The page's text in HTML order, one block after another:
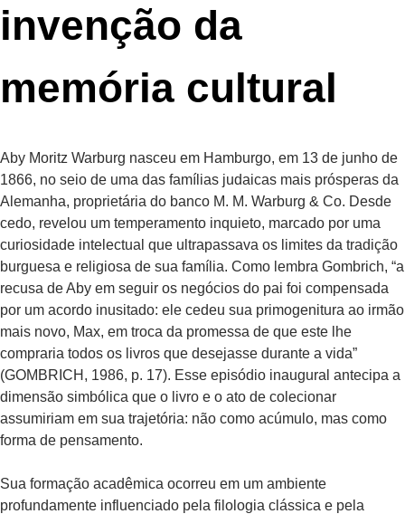
invenção da
memória cultural
Aby Moritz Warburg nasceu em Hamburgo, em 13 de junho de
1866, no seio de uma das famílias judaicas mais prósperas da
Alemanha, proprietária do banco M. M. Warburg & Co. Desde
cedo, revelou um temperamento inquieto, marcado por uma
curiosidade intelectual que ultrapassava os limites da tradição
burguesa e religiosa de sua família. Como lembra Gombrich, “a
recusa de Aby em seguir os negócios do pai foi compensada
por um acordo inusitado: ele cedeu sua primogenitura ao irmão
mais novo, Max, em troca da promessa de que este lhe
compraria todos os livros que desejasse durante a vida”
(GOMBRICH, 1986, p. 17). Esse episódio inaugural antecipa a
dimensão simbólica que o livro e o ato de colecionar
assumiriam em sua trajetória: não como acúmulo, mas como
forma de pensamento.
Sua formação acadêmica ocorreu em um ambiente
profundamente influenciado pela filologia clássica e pela